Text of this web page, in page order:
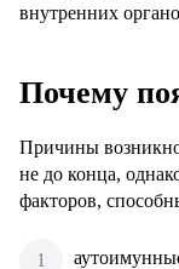
внутренних
Почему
Причины
не до конца,
факторов,